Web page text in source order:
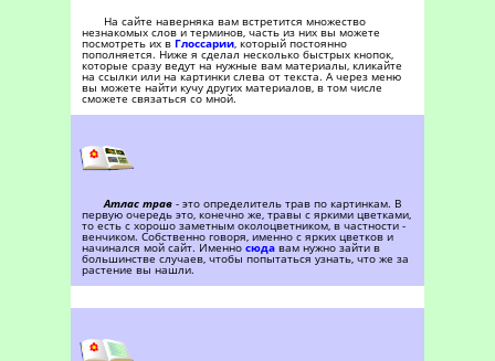
На сайте наверняка вам встретится множество
незнакомых слов и терминов, часть из них вы можете
посмотреть их в Глоссарии, который постоянно
пополняется. Ниже я сделал несколько быстрых кнопок,
которые сразу ведут на нужные вам материалы, кликайте
на ссылки или на картинки слева от текста. А через меню
вы можете найти кучу других материалов, в том числе
сможете связаться со мной.
Атлас трав - это определитель трав по картинкам. В
первую очередь это, конечно же, травы с яркими цветками,
то есть с хорошо заметным околоцветником, в частности -
венчиком. Собственно говоря, именно с ярких цветков и
начинался мой сайт. Именно сюда вам нужно зайти в
большинстве случаев, чтобы попытаться узнать, что же за
растение вы нашли.